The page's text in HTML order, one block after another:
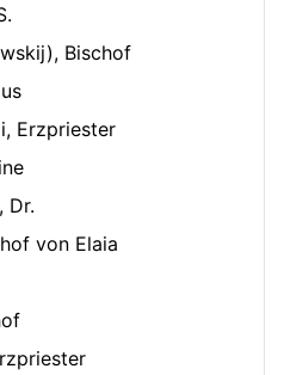
Bischof
Erzpriester
Dr.
von Elaia